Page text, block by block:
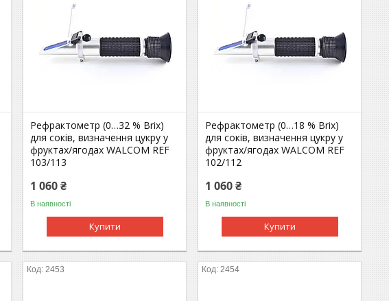
Рефрактометр (0…32 % Brix)
для соків, визначення цукру у
фруктах/ягодах WALCOM REF
103/113
1 060 ₴
В наявності
Купити
Рефрактометр (0…18 % Brix)
для соків, визначення цукру у
фруктах/ягодах WALCOM REF
102/112
1 060 ₴
В наявності
Купити
2453 2454